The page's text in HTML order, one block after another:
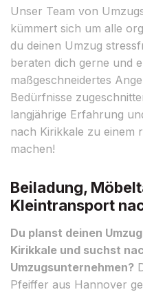
Unser Team von
kümmert sich um alle
du deinen Umzug
beraten dich gerne und
maßgeschneidertes
Bedürfnisse
langjährige Erfahrung
nach Kirikkale zu einem
machen!
Beiladung,
Kleintransport
Du planst deinen
Kirikkale und suchst
Umzugsunternehmen?
Pfeiffer aus Hannover